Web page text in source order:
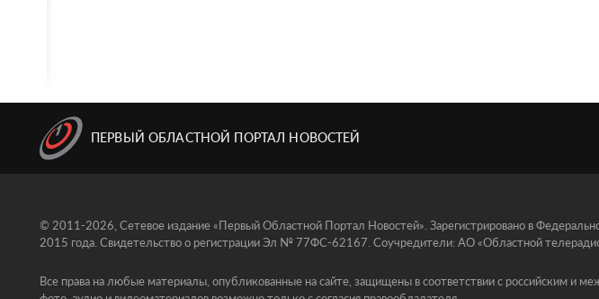
ПЕРВЫЙ ОБЛАСТНОЙ ПОРТАЛ НОВОСТЕЙ
© 2011-2026, Сетевое издание «Первый Областной Портал Новостей». Зарегистрировано в
2015 года. Свидетельство о регистрации Эл № 77ФС-62167. Соучредители: АО «Областной
Все права на любые материалы, опубликованные на сайте, защищены в соответствии с российским и